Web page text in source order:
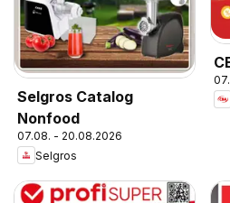
Selgros Catalog
Nonfood
07.08. - 20.08.2026
Selgros